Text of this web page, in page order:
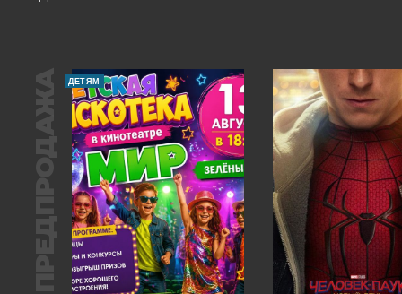
ПРЕДПРОДАЖА ДЕТЯМ